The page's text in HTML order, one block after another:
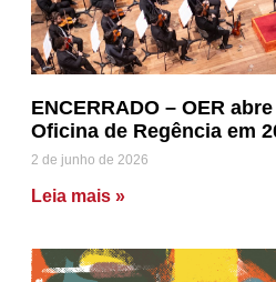
ENCERRADO – OER
Oficina de Regência em
2 de junho de 2026
Leia mais »